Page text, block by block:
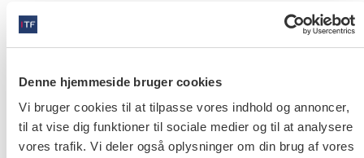
Denne hjemmeside bruger cookies
Vi bruger cookies til at tilpasse vores indhold og annoncer,
til at vise dig funktioner til sociale medier og til at analysere
vores trafik. Vi deler også oplysninger om din brug af vores
Det kan også skyldes det, at du ikke er logget ind
som bruger. Dette er nødvendigt for at få adgang
Du kan få et login på tre måder:
- Er du medlem af Tandlægeforeningen, bruger du
samme login som på Tdlnet.dk.